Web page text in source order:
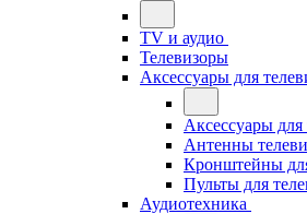
TV и аудио
Телевизоры
Аксессуары для
Аксессуары для
Антенны
Кронштейны
Пульты для
Аудиотехника